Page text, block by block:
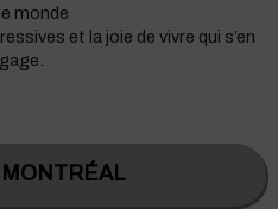
monde
et la joie de vivre qui s’en